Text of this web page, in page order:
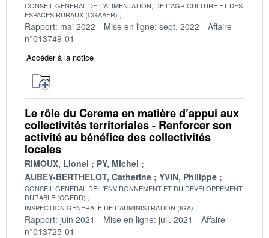
CONSEIL GENERAL DE L'ALIMENTATION, DE L'AGRICULTURE ET DES
ESPACES RURAUX (CGAAER)
Rapport: mai 2022 Mise en ligne: sept. 2022
Affaire
n°013749-01
Accéder à la notice
Le rôle du Cerema en matière d’appui aux
collectivités territoriales - Renforcer son
activité au bénéfice des collectivités
locales
RIMOUX, Lionel
PY, Michel
AUBEY-BERTHELOT, Catherine
YVIN, Philippe
CONSEIL GENERAL DE L'ENVIRONNEMENT ET DU DEVELOPPEMENT
DURABLE (CGEDD)
INSPECTION GENERALE DE L'ADMINISTRATION (IGA)
Rapport: juin 2021 Mise en ligne: juil. 2021
Affaire
n°013725-01